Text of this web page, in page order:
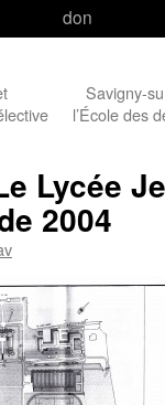
don
Savigny-
l’École des
Lycée
2004